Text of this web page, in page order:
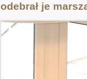
odebrał je